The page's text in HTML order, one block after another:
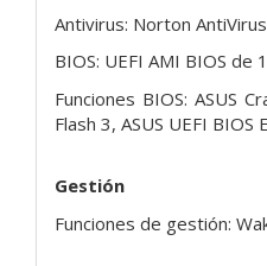
Antivirus: Norton
BIOS: UEFI AMI BIOS de
Funciones BIOS: ASUS
Flash 3, ASUS UEFI BIOS
Gestión
Funciones de gestión: